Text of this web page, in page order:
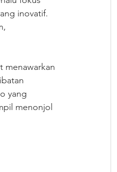
inovatif.
menawarkan
yang
menonjol